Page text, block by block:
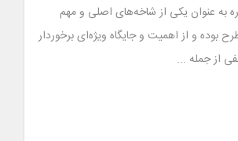
به عنوان یکی از شاخه‌های اصلی و مهم
بوده و از اهمیت و جایگاه ویژه‌ای برخوردار
از جمله ...